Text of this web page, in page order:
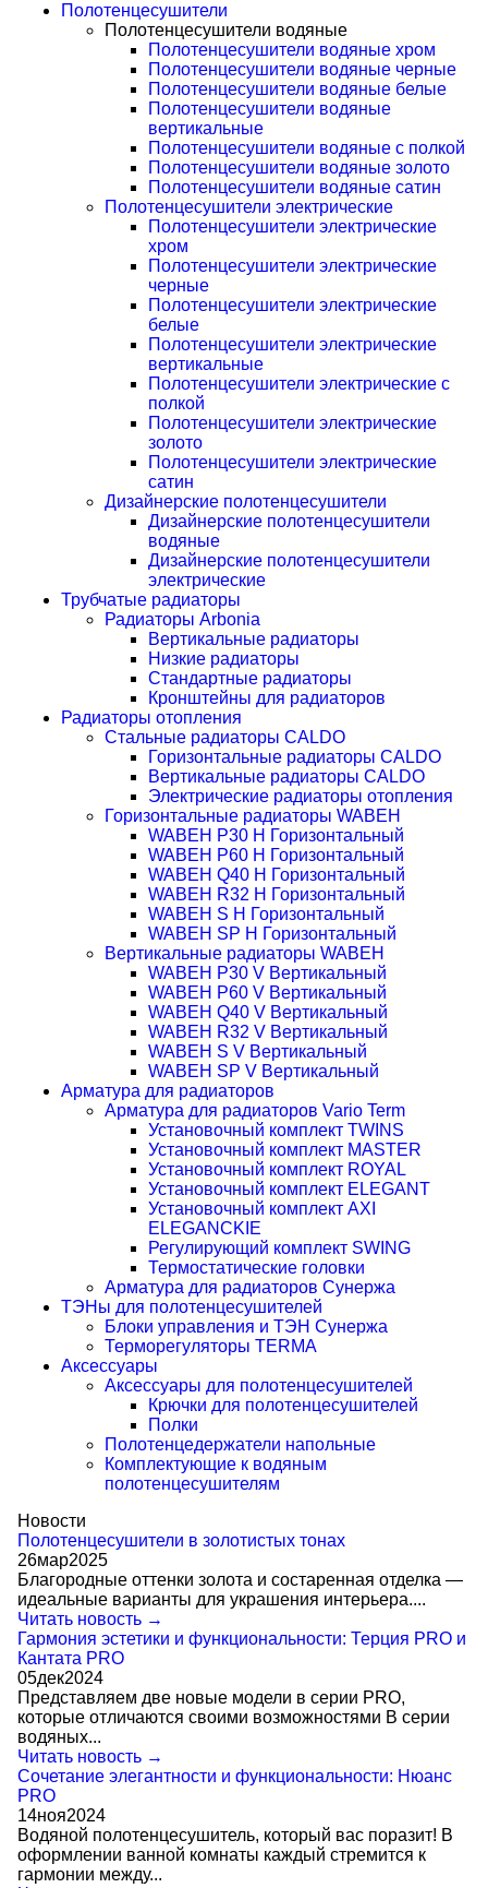
Полотенцесушители
Полотенцесушители водяные
Полотенцесушители водяные хром
Полотенцесушители водяные черные
Полотенцесушители водяные белые
Полотенцесушители водяные
вертикальные
Полотенцесушители водяные с полкой
Полотенцесушители водяные золото
Полотенцесушители водяные сатин
Полотенцесушители электрические
Полотенцесушители электрические
хром
Полотенцесушители электрические
черные
Полотенцесушители электрические
белые
Полотенцесушители электрические
вертикальные
Полотенцесушители электрические с
полкой
Полотенцесушители электрические
золото
Полотенцесушители электрические
сатин
Дизайнерские полотенцесушители
Дизайнерские полотенцесушители
водяные
Дизайнерские полотенцесушители
электрические
Трубчатые радиаторы
Радиаторы Arbonia
Вертикальные радиаторы
Низкие радиаторы
Стандартные радиаторы
Кронштейны для радиаторов
Радиаторы отопления
Стальные радиаторы CALDO
Горизонтальные радиаторы CALDO
Вертикальные радиаторы CALDO
Электрические радиаторы отопления
Горизонтальные радиаторы WABEH
WABEH P30 H Горизонтальный
WABEH P60 H Горизонтальный
WABEH Q40 H Горизонтальный
WABEH R32 H Горизонтальный
WABEH S H Горизонтальный
WABEH SP H Горизонтальный
Вертикальные радиаторы WABEH
WABEH P30 V Вертикальный
WABEH P60 V Вертикальный
WABEH Q40 V Вертикальный
WABEH R32 V Вертикальный
WABEH S V Вертикальный
WABEH SP V Вертикальный
Арматура для радиаторов
Арматура для радиаторов Vario Term
Установочный комплект TWINS
Установочный комплект MASTER
Установочный комплект ROYAL
Установочный комплект ELEGANT
Установочный комплект AXI
ELEGANCKIE
Регулирующий комплект SWING
Термостатические головки
Арматура для радиаторов Сунержа
ТЭНы для полотенцесушителей
Блоки управления и ТЭН Сунержа
Терморегуляторы TERMA
Аксессуары
Аксессуары для полотенцесушителей
Крючки для полотенцесушителей
Полки
Полотенцедержатели напольные
Комплектующие к водяным
полотенцесушителям
Новости
Полотенцесушители в золотистых тонах
26мар2025
Благородные оттенки золота и состаренная отделка —
идеальные варианты для украшения интерьера....
Читать новость →
Гармония эстетики и функциональности: Терция PRO и
Кантата PRO
05дек2024
Представляем две новые модели в серии PRO,
которые отличаются своими возможностями В серии
водяных...
Читать новость →
Сочетание элегантности и функциональности: Нюанс
PRO
14ноя2024
Водяной полотенцесушитель, который вас поразит! В
оформлении ванной комнаты каждый стремится к
гармонии между...